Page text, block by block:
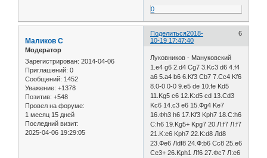
0
Поделиться 6
2018-
10-19 17:47:40
Маликов С
Модератор
Зарегистрирован: 2014-04-06
Приглашений: 0
Сообщений: 1452
Уважение: +1378
Позитив: +548
Провел на форуме:
1 месяц 15 дней
Последний визит:
2025-04-06 19:29:05
Луковников - Мануковский
1.e4 g6 2.d4 Cg7 3.Kc3 d6 4.f4
a6 5.a4 b6 6.Kf3 Cb7 7.Cc4 Kf6
8.0-0 0-0 9.e5 de 10.fe Kd5
11.Kg5 c6 12.K:d5 cd 13.Cd3
Kc6 14.c3 e6 15.Фg4 Ke7
16.Фh3 h6 17.Kf3 Kph7 18.C:h6
C:h6 19.Kg5+ Kpg7 20.Л:f7 Л:f7
21.K:e6 Kph7 22.K:d8 Лd8
23.Фe6 Лdf8 24.Ф:b6 Cc8 25.e6
Ce3+ 26.Kph1 Лf6 27.Фc7 Л:e6